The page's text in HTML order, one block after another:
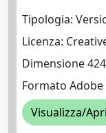
Tipologia:
Licenza:
Dimensione
Formato Adobe
Visualizza/Apri